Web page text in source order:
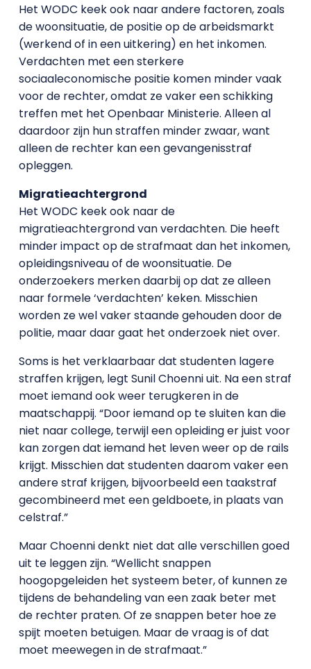
Het WODC keek ook naar andere factoren, zoals
de woonsituatie, de positie op de arbeidsmarkt
(werkend of in een uitkering) en het inkomen.
Verdachten met een sterkere
sociaaleconomische positie komen minder vaak
voor de rechter, omdat ze vaker een schikking
treffen met het Openbaar Ministerie. Alleen al
daardoor zijn hun straffen minder zwaar, want
alleen de rechter kan een gevangenisstraf
opleggen.
Migratieachtergrond
Het WODC keek ook naar de
migratieachtergrond van verdachten. Die heeft
minder impact op de strafmaat dan het inkomen,
opleidingsniveau of de woonsituatie. De
onderzoekers merken daarbij op dat ze alleen
naar formele ‘verdachten’ keken. Misschien
worden ze wel vaker staande gehouden door de
politie, maar daar gaat het onderzoek niet over.
Soms is het verklaarbaar dat studenten lagere
straffen krijgen, legt Sunil Choenni uit. Na een straf
moet iemand ook weer terugkeren in de
maatschappij. “Door iemand op te sluiten kan die
niet naar college, terwijl een opleiding er juist voor
kan zorgen dat iemand het leven weer op de rails
krijgt. Misschien dat studenten daarom vaker een
andere straf krijgen, bijvoorbeeld een taakstraf
gecombineerd met een geldboete, in plaats van
celstraf.”
Maar Choenni denkt niet dat alle verschillen goed
uit te leggen zijn. “Wellicht snappen
hoogopgeleiden het systeem beter, of kunnen ze
tijdens de behandeling van een zaak beter met
de rechter praten. Of ze snappen beter hoe ze
spijt moeten betuigen. Maar de vraag is of dat
moet meewegen in de strafmaat.”